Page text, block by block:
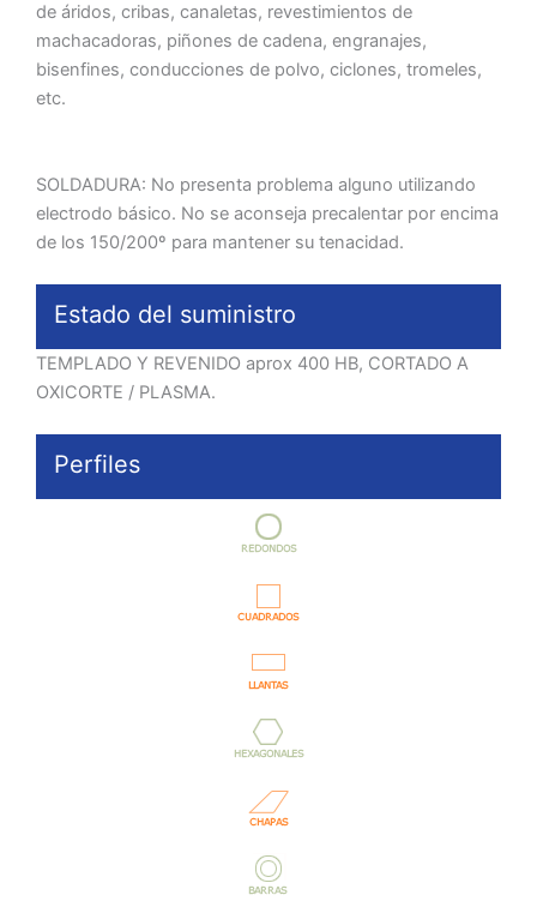
de áridos, cribas, canaletas, revestimientos de
machacadoras, piñones de cadena, engranajes,
bisenfines, conducciones de polvo, ciclones, tromeles,
etc.
SOLDADURA: No presenta problema alguno utilizando
electrodo básico. No se aconseja precalentar por encima
de los 150/200º para mantener su tenacidad.
Estado del suministro
TEMPLADO Y REVENIDO aprox 400 HB, CORTADO A
OXICORTE / PLASMA.
Perfiles